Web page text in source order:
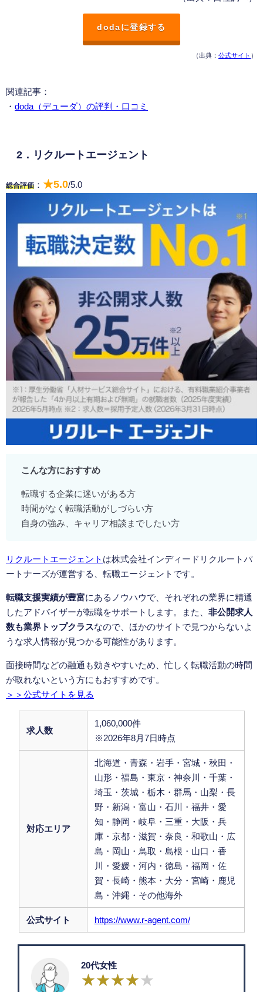
dodaに登録する
（出典： 公式サイト ）
関連記事：
・ doda（デューダ）の評判・口コミ
2．リクルートエージェント
総合評価 ： ★5.0/5.0
こんな方におすすめ
転職する企業に迷いがある方
時間がなく転職活動がしづらい方
自身の強み、キャリア相談までしたい方
リクルートエージェント は株式会社インディードリクルートパ
ートナーズが運営する、転職エージェントです。
転職支援実績が豊富にあるノウハウで、それぞれの業界に精通
したアドバイザーが転職をサポートします。また、 非公開求人
数も業界トップクラスなので、ほかのサイトで見つからないよ
うな求人情報が見つかる可能性があります。
面接時間などの融通も効きやすいため、忙しく転職活動の時間
が取れないという方にもおすすめです。
＞＞公式サイトを見る
求人数
1,060,000件
※2026年8月7日時点
対応エリア
北海道・青森・岩手・宮城・秋田・
山形・福島・東京・神奈川・千葉・
埼玉・茨城・栃木・群馬・山梨・長
野・新潟・富山・石川・福井・愛
知・静岡・岐阜・三重・大阪・兵
庫・京都・滋賀・奈良・和歌山・広
島・岡山・鳥取・島根・山口・香
川・愛媛・河内・徳島・福岡・佐
賀・長崎・熊本・大分・宮崎・鹿児
島・沖縄・その他海外
公式サイト https://www.r-agent.com/
20代女性